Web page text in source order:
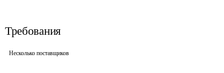
Требования
Несколько поставщиков